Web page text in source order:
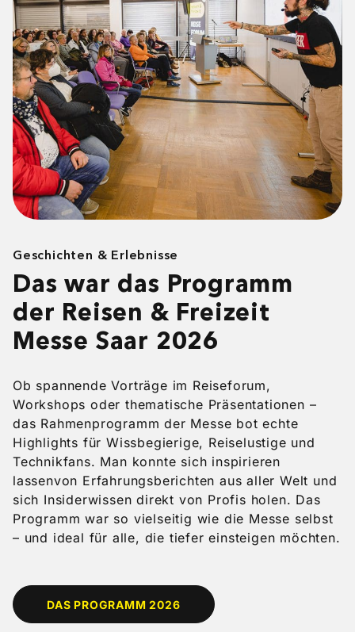
Geschichten & Erlebnisse
Das war das Programm
der Reisen & Freizeit
Messe Saar 2026
Ob spannende Vorträge im Reiseforum,
Workshops oder thematische Präsentationen –
das Rahmenprogramm der Messe bot echte
Highlights für Wissbegierige, Reiselustige und
Technikfans. Man konnte sich inspirieren
lassenvon Erfahrungsberichten aus aller Welt und
sich Insiderwissen direkt von Profis holen. Das
Programm war so vielseitig wie die Messe selbst
– und ideal für alle, die tiefer einsteigen möchten.
DAS PROGRAMM 2026
SPEAKER / REFERENT
Laden...